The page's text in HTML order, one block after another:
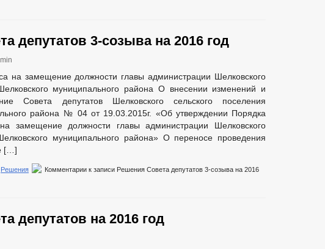
СОСТОЯНИЕ СУБЪЕКТОВ
ЗАКУПКА ТОВАРОВ, РАБОТ И УСЛУГ
СТАТИСТИЧЕСКИЕ ДАННЫЕ
ГРУППА АНК РАБОЧАЯ ГРУППА АТК
ТАРИФНАЯ КОМИССИЯ
ПРАВОНАРУШЕНИЙ
ЗАДОЛЖЕННОСТИ ПО ПЛАТЕЖАМ В БЮДЖЕТ И-КСП
ПО РАССМОТРЕНИЮ ВОПРОСОВ НОРМИРОВАНИЯ В СФЕРЕ ЗАКУПОК
ПРОПАВШИХ БЕЗ ВЕСТИ
ТЕКСТЫ ОФИЦИАЛЬНЫХ ВЫСТУПЛЕНИЙ И
ИМУЩЕСТВА
СТРУКТУРА, ПОЛНОМОЧИЯ, ЗАДАЧИ И ФУНКЦИИ
НПА ИНЫЕ АКТЫ В СФЕРЕ ПРОТИВОДЕЙСТВИЯ КОРРУПЦИИ
депутатов 3-созыва на 2016 год
на замещение должности главы администрации Шелковского
муниципального района О внесении изменений и
Совета депутатов Шелковского сельского поселения
района № 04 от 19.03.2015г. «Об утверждении Порядка
замещение должности главы администрации Шелковского
муниципального района» О переносе проведения
[…]
Решения Комментарии к записи Решения Совета депутатов 3-созыва на 2016
депутатов на 2016 год